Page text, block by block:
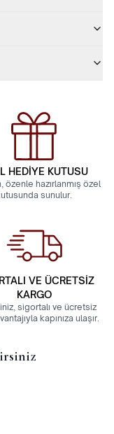
HEDİYE KUTUSU
özenle hazırlanmış özel
sunulur.
VE ÜCRETSİZ
KARGO
sigortalı ve ücretsiz
kapınıza ulaşır.